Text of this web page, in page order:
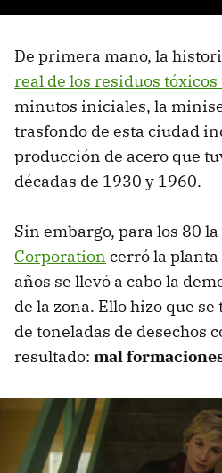
De primera mano, la
real de los residuos tóxicos
minutos iniciales, la
trasfondo de esta ciudad
producción de acero que
décadas de 1930 y 1960.
Sin embargo, para los 80 la
Corporation cerró la
años se llevó a cabo la
de la zona. Ello hizo que
de toneladas de desechos
resultado: mal